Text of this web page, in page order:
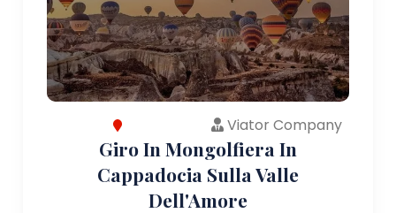
Viator Company
Giro In Mongolfiera In
Cappadocia Sulla Valle
Dell'Amore